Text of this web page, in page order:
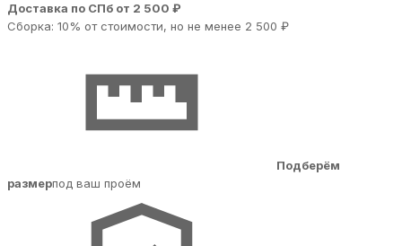
Доставка по СПб от 2 500 ₽
Сборка: 10% от стоимости, но не менее 2 500 ₽
Подберём
размерпод ваш проём